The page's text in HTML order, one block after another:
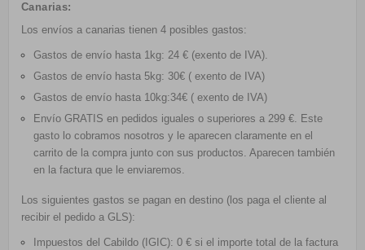
Canarias:
Los envíos a canarias tienen 4 posibles gastos:
Gastos de envío hasta 1kg: 24 € (exento de IVA).
Gastos de envío hasta 5kg: 30€ ( exento de IVA)
Gastos de envío hasta 10kg:34€ ( exento de IVA)
Envío GRATIS en pedidos iguales o superiores a 299 €. Este
gasto lo cobramos nosotros y le aparecen claramente en el
carrito de la compra junto con sus productos. Aparecen también
en la factura que le enviaremos.
Los siguientes gastos se pagan en destino (los paga el cliente al
recibir el pedido a GLS):
Impuestos del Cabildo (IGIC): 0 € si el importe total de la factura